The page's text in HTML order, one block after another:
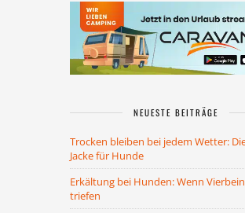
NEUESTE BEITRÄGE
Trocken bleiben bei jedem Wetter:
Jacke für Hunde
Erkältung bei Hunden: Wenn
triefen